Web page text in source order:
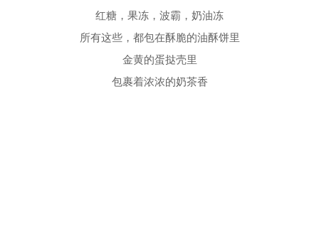
红糖，果冻，波霸，奶油冻
所有这些，都包在酥脆的油酥饼里
金黄的蛋挞壳里
包裹着浓浓的奶茶香